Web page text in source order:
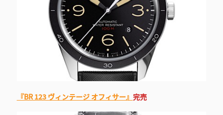
『BR 123 ヴィンテージ オフィサー』 完売